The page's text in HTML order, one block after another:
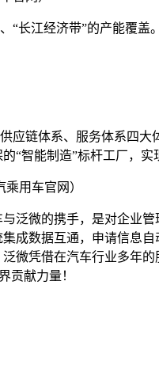
长江经济带”的产能覆
链体系、服务体系四
“智能制造”标杆工厂，实
乘用车官网）
泛微的携手，是对企业
成数据互通，申请信息自
凭借在汽车行业多年
贡献力量！